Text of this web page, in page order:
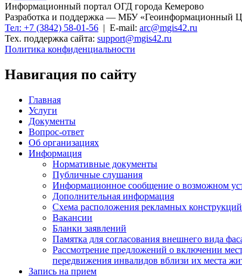
Информационный портал ОГД города Кемерово
Разработка и поддержка — МБУ «Геоинформационный
Тел: +7 (3842) 58-01-56 | E-mail: arc@mgis42.ru
Тех. поддержка сайта: support@mgis42.ru
Политика конфиденциальности
Навигация по сайту
Главная
Услуги
Документы
Вопрос-ответ
Об организациях
Информация
Нормативные документы
Публичные слушания
Информационное сообщение о возможном
Дополнительная информация
Схема расположения рекламных
Вакансии
Бланки заявлений
Памятка для согласования внешнего вида
Рассмотрение предложений о включении
передвижения инвалидов вблизи их места
Запись на прием